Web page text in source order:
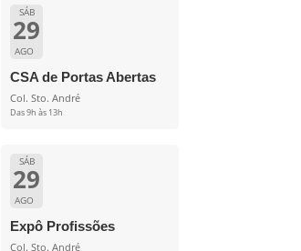
SÁB
29
AGO
CSA de Portas Abertas
Col. Sto. André
Das 9h às 13h
SÁB
29
AGO
Expô Profissões
Col. Sto. André